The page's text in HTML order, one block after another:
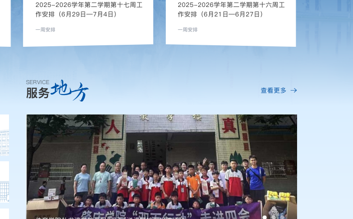
2025-2026学年第二学期第十七周工
作安排（6月29日—7月4日）
一周安排
2025-2026学年第二学期第十六周工
一周安排
SERVICE
服务地方 查看更多